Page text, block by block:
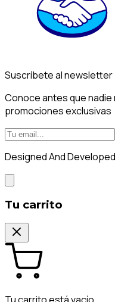
Suscríbete al newsletter
Conoce antes que
promociones exclusivas
Designed And
Tu carrito